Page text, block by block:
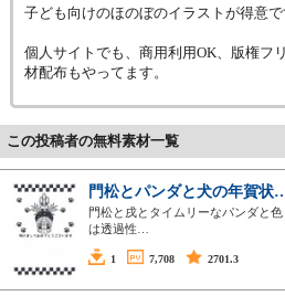
子ども向けのほのぼのイラストが得意で
個人サイトでも、商用利用OK、版権フ
材配布もやってます。
この投稿者の無料素材一覧
門松とパンダと犬の年賀状
門松と戌とタイムリーなパンダと
は透過性…
1 7,708 2701.3